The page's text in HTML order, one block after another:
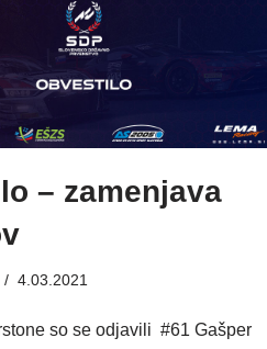
– zamenjava
4.03.2021
so se odjavili #61 Gašper